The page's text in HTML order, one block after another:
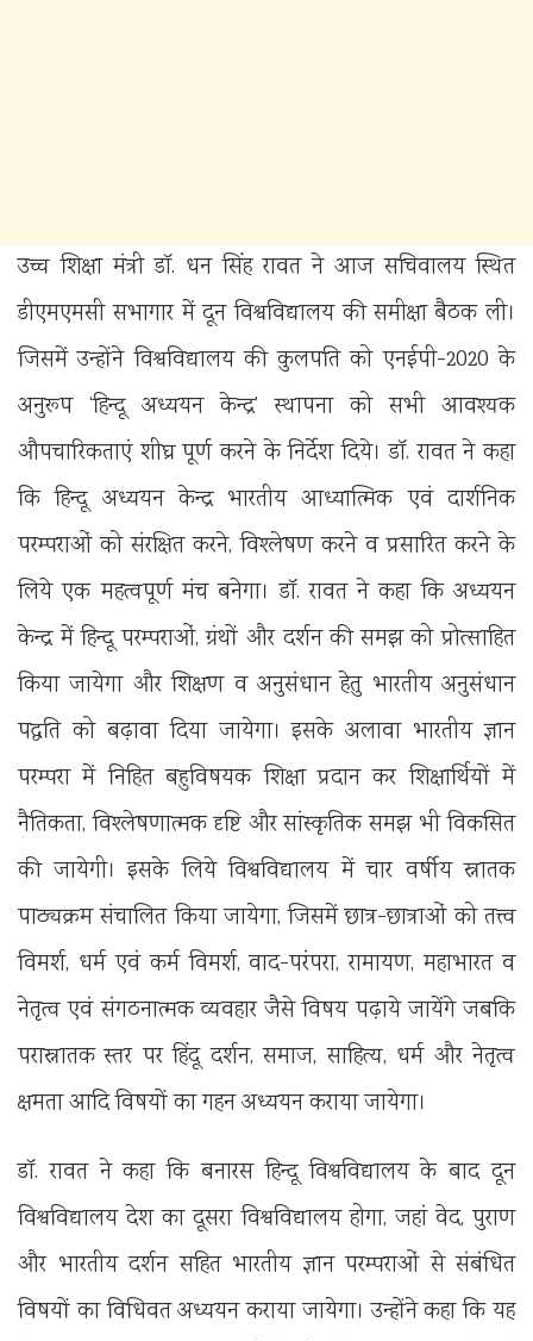
उच्च शिक्षा मंत्री डॉ. धन सिंह रावत ने आज सचिवालय स्थित
डीएमएमसी सभागार में दून विश्वविद्यालय की समीक्षा बैठक ली।
जिसमें उन्होंने विश्वविद्यालय की कुलपति को एनईपी-2020 के
अनुरूप ‘हिन्दू अध्ययन केन्द्र’ स्थापना को सभी आवश्यक
औपचारिकताएं शीघ्र पूर्ण करने के निर्देश दिये। डॉ. रावत ने कहा
कि हिन्दू अध्ययन केन्द्र भारतीय आध्यात्मिक एवं दार्शनिक
परम्पराओं को संरक्षित करने, विश्लेषण करने व प्रसारित करने के
लिये एक महत्वपूर्ण मंच बनेगा। डॉ. रावत ने कहा कि अध्ययन
केन्द्र में हिन्दू परम्पराओं, ग्रंथों और दर्शन की समझ को प्रोत्साहित
किया जायेगा और शिक्षण व अनुसंधान हेतु भारतीय अनुसंधान
पद्धति को बढ़ावा दिया जायेगा। इसके अलावा भारतीय ज्ञान
परम्परा में निहित बहुविषयक शिक्षा प्रदान कर शिक्षार्थियों में
नैतिकता, विश्लेषणात्मक दृष्टि और सांस्कृतिक समझ भी विकसित
की जायेगी। इसके लिये विश्वविद्यालय में चार वर्षीय स्नातक
पाठ्यक्रम संचालित किया जायेगा, जिसमें छात्र-छात्राओं को तत्त्व
विमर्श, धर्म एवं कर्म विमर्श, वाद-परंपरा, रामायण, महाभारत व
नेतृत्व एवं संगठनात्मक व्यवहार जैसे विषय पढ़ाये जायेंगे जबकि
परास्नातक स्तर पर हिंदू दर्शन, समाज, साहित्य, धर्म और नेतृत्व
क्षमता आदि विषयों का गहन अध्ययन कराया जायेगा।
डॉ. रावत ने कहा कि बनारस हिन्दू विश्वविद्यालय के बाद दून
विश्वविद्यालय देश का दूसरा विश्वविद्यालय होगा, जहां वेद, पुराण
और भारतीय दर्शन सहित भारतीय ज्ञान परम्पराओं से संबंधित
विषयों का विधिवत अध्ययन कराया जायेगा। उन्होंने कहा कि यह